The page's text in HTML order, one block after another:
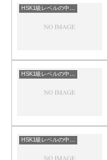
HSK1級レベルの中国語
HSK1級レベルの中国語
HSK1級レベルの中国語